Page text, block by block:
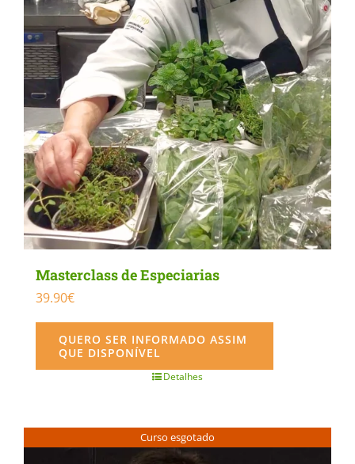
Masterclass de Especiarias
39.90€
QUERO SER INFORMADO ASSIM
QUE DISPONÍVEL
Detalhes
Curso esgotado